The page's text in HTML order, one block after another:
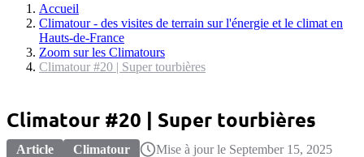
Accueil
Climatour - des visites de terrain sur l'énergie et le climat en
Hauts-de-France
Zoom sur les Climatours
Climatour #20 | Super tourbières
Climatour #20 | Super tourbières
Article Climatour
Mise à jour le September 15, 2025